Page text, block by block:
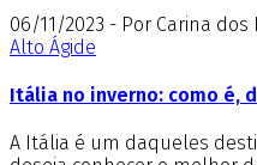
06/11/2023 - Por Carina dos
Alto Ágide
Itália no inverno: como é,
A Itália é um daqueles